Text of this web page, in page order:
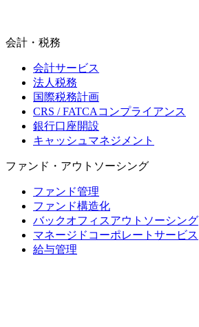
会計・税務
会計サービス
法人税務
国際税務計画
CRS / FATCAコンプライアンス
銀行口座開設
キャッシュマネジメント
ファンド・アウトソーシング
ファンド管理
ファンド構造化
バックオフィスアウトソーシング
マネージドコーポレートサービス
給与管理